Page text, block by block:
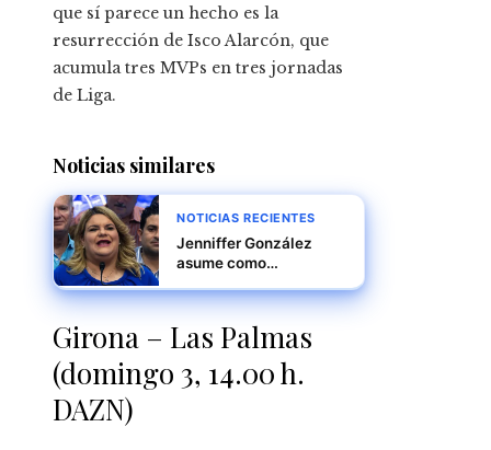
que sí parece un hecho es la
resurrección de Isco Alarcón, que
acumula tres MVPs en tres jornadas
de Liga.
Noticias similares
NOTICIAS RECIENTES
Jenniffer González
asume como
Rico, marcando un
nuevo capítulo en la
historia política de la
Girona – Las Palmas
(domingo 3, 14.00 h.
DAZN)